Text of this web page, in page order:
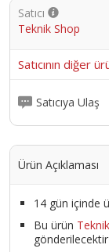
Satıcı
Teknik Shop
Satıcının diğer
Satıcıya Ulaş
Ürün Açıklaması
14 gün içinde
Bu ürün
gönderilecektir